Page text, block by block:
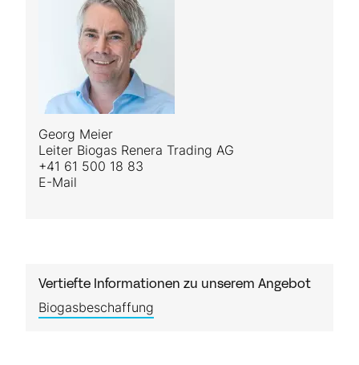
Georg Meier
Leiter Biogas Renera Trading AG
+41 61 500 18 83
E-Mail
Vertiefte Informationen zu unserem Angebot
Biogasbeschaffung